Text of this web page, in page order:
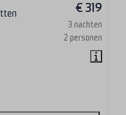
€ 319
3 nachten
2 personen